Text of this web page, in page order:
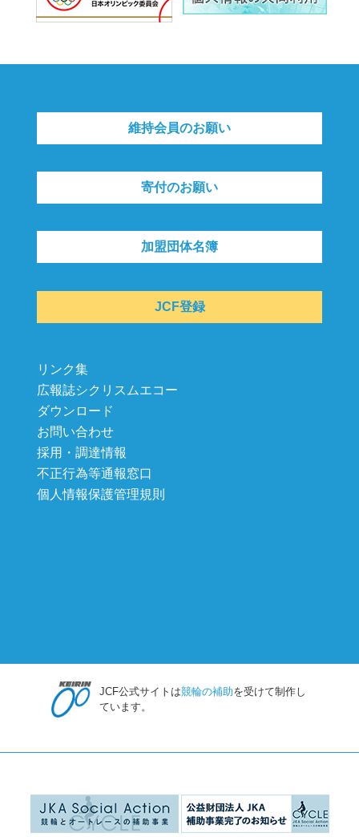
維持会員のお願い
寄付のお願い
加盟団体名簿
JCF登録
リンク集
広報誌シクリスムエコー
ダウンロード
お問い合わせ
採用・調達情報
不正行為等通報窓口
個人情報保護管理規則
JCF公式サイトは競輪の補助を受けて制作し
ています。